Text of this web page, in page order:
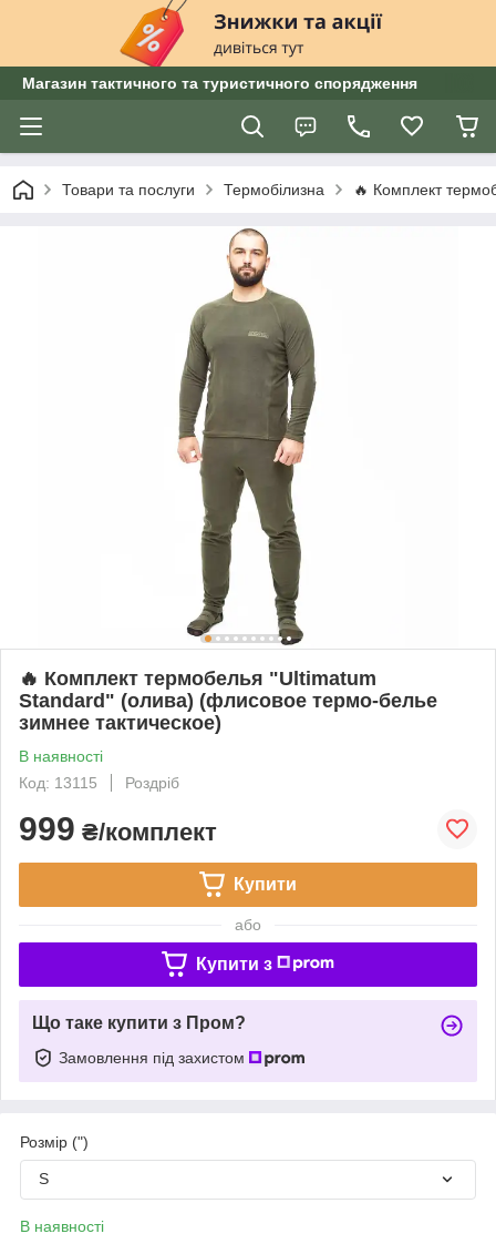
Магазин тактичного та туристичного спорядження
Товари та послуги Термобілизна 🔥 Комплект
🔥 Комплект термобелья "Ultimatum
Standard" (олива) (флисовое термо-белье
зимнее тактическое)
В наявності
Код: 13115
Роздріб
999 ₴/комплект
Купити
або
Купити з
Що таке купити з Пром?
Замовлення під захистом
Розмір (")
S
В наявності